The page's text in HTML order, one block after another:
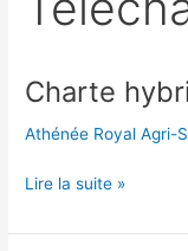
Charte
Athénée Royal Agri-
Charte
élèves
Lire la suite »